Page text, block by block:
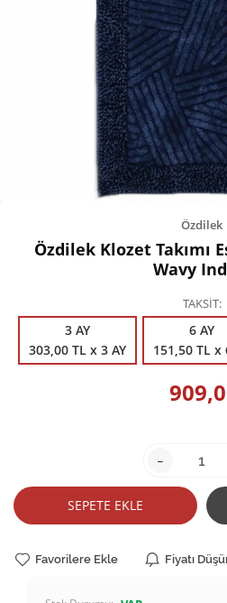
Kişisel
Züccaciye
Ev Tekstili
Çocuk
Özdilek
Özdilek Klozet Takımı
Wavy
TAKSİT
3 AY
303,00 TL x 3 AY
6 AY
151,50 TL x
-
SEPETE EKLE
Favorilere Ekle Fiyatı